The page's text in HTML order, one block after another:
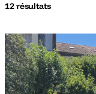
12 résultats